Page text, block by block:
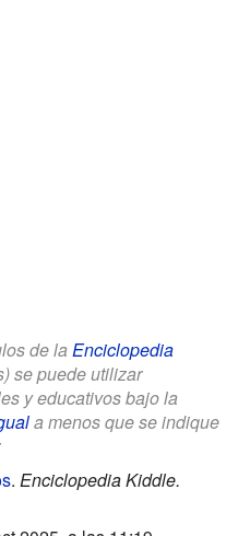
de la Enciclopedia
se puede utilizar
y educativos bajo la
a menos que se indique
. Enciclopedia Kiddle.